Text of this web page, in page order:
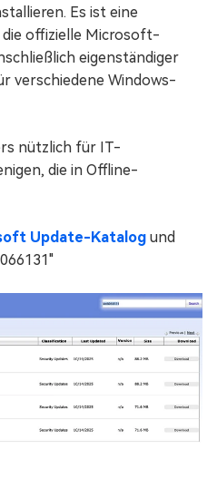
Es ist eine
die offizielle Microsoft-
eigenständiger
verschiedene Windows-
nützlich für IT-
die in Offline-
Update-Katalog und